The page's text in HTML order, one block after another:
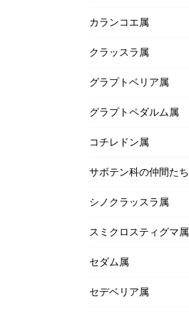
カランコエ属
クラッスラ属
グラプトベリア属
グラプトペダルム属
コチレドン属
サボテン科の仲間たち
シノクラッスラ属
スミクロスティグマ属
セダム属
セデベリア属